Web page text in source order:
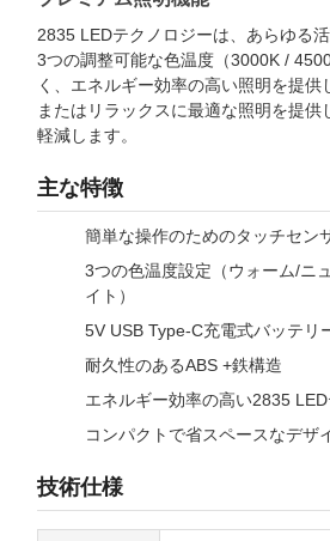
2835 LEDテクノロジーは、あらゆる
3つの調整可能な色温度（3000K /
く、エネルギー効率の高い照明を提供
またはリラックスに最適な照明を提供
軽減します。
主な特徴
簡単な操作のためのタッチセン
3つの色温度設定（ウォーム/ニ
イト）
5V USB Type-C充電式バッテリ
耐久性のあるABS +鉄構造
エネルギー効率の高い2835
コンパクトで省スペースなデザ
技術仕様